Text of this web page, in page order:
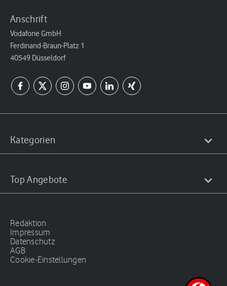
Anschrift
Vodafone GmbH
Ferdinand-Braun-Platz 1
40549 Düsseldorf
Kategorien
Top Angebote
Redaktion
Impressum
Datenschutz
AGB
Cookie-Einstellungen